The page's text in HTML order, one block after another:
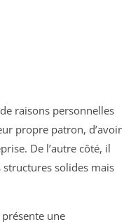
raisons personnelles
propre patron, d’avoir
De l’autre côté, il
solides mais
une